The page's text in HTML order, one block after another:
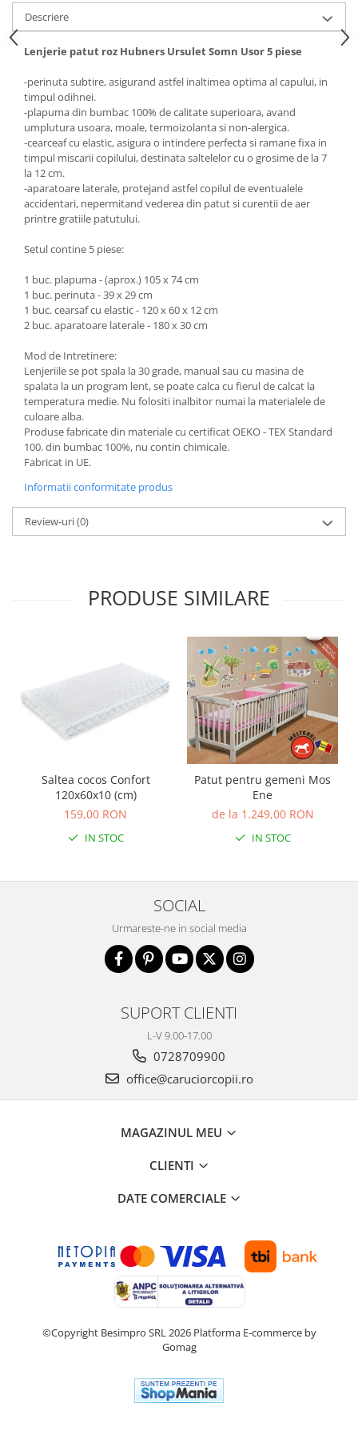
Saltele de infasat
Descriere
Lenjerie patut roz Hubners Ursulet Somn Usor 5 piese
-perinuta subtire, asigurand astfel inaltimea optima al capului, in
timpul odihnei.
-plapuma din bumbac 100% de calitate superioara, avand
umplutura usoara, moale, termoizolanta si non-alergica.
-cearceaf cu elastic, asigura o intindere perfecta si ramane fixa in
timpul miscarii copilului, destinata saltelelor cu o grosime de la 7
la 12 cm.
-aparatoare laterale, protejand astfel copilul de eventualele
accidentari, nepermitand vederea din patut si curentii de aer
printre gratiile patutului.
Setul contine 5 piese:
1 buc. plapuma - (aprox.) 105 x 74 cm
1 buc. perinuta - 39 x 29 cm
1 buc. cearsaf cu elastic - 120 x 60 x 12 cm
2 buc. aparatoare laterale - 180 x 30 cm
Mod de Intretinere:
Lenjeriile se pot spala la 30 grade, manual sau cu masina de
spalata la un program lent, se poate calca cu fierul de calcat la
temperatura medie. Nu folositi inalbitor numai la materialele de
culoare alba.
Produse fabricate din materiale cu certificat OEKO - TEX Standard
100. din bumbac 100%, nu contin chimicale.
Fabricat in UE.
Informatii conformitate produs
Review-uri(0)
PRODUSE SIMILARE
Saltea cocos Confort
120x60x10 (cm)
159,00 RON
IN STOC
Patut pentru gemeni Mos
Ene
de la 1.249,00 RON
IN STOC
SOCIAL
Urmareste-ne in social media
SUPORT CLIENTI
L-V 9.00-17.00
0728709900
office@caruciorcopii.ro
MAGAZINUL MEU
CLIENTI
DATE COMERCIALE
©Copyright Besimpro SRL 2026 Platforma E-commerce by
Gomag